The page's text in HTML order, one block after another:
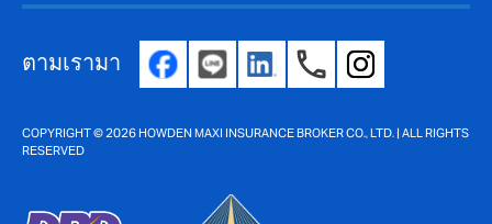
ตามเรามา
COPYRIGHT © 2026 HOWDEN MAXI INSURANCE BROKER CO., LTD. | ALL RIGHTS
RESERVED